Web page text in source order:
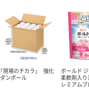
カゴへ カ
「現場のチカラ」 強化
ダンボール
ボールド
柔軟剤入
レミアム